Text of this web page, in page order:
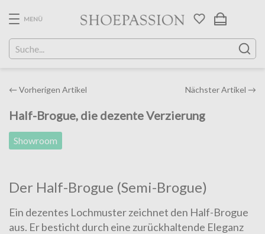
content
MENÜ
Post
← Vorherigen Artikel Nächster Artikel →
Half-Brogue, die dezente Verzierung
Showroom
Der Half-Brogue (Semi-Brogue)
Ein dezentes Loch­mus­ter zeichnet den Half-Brogue
aus. Er besticht durch eine zurückhaltende Eleganz